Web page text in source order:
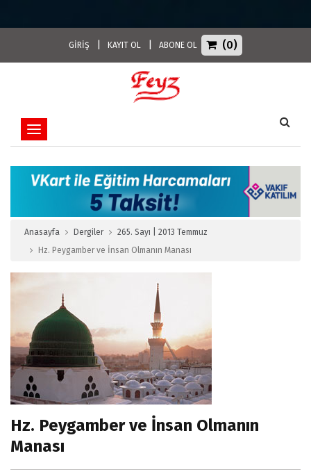
GİRİŞ KAYIT OL ABONE OL (0)
Toggle navigation
Anasayfa Dergiler
265. Sayı | 2013 Temmuz
Hz. Peygamber ve İnsan Olmanın Manası
Hz. Peygamber ve İnsan Olmanın
Manası